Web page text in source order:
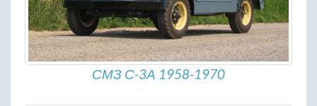
СМЗ С-3А 1958-1970